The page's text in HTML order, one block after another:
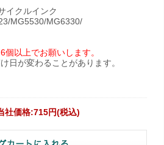
イクルインク
MG5530/MG6330/
以上でお願いします。
日が変わることがあります。
社価格:715円(税込)